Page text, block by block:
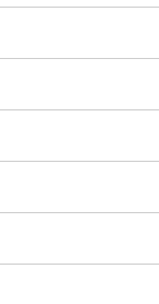
80m²
70m²
155m²